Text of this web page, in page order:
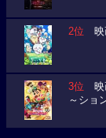
2位 映
3位 映
～ショ